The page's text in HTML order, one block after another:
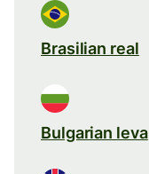
Brasilian real
Bulgarian leva